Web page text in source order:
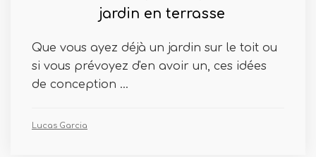
jardin en terrasse
Que vous ayez déjà un jardin sur le toit ou
si vous prévoyez d'en avoir un, ces idées
de conception ...
Lucas Garcia